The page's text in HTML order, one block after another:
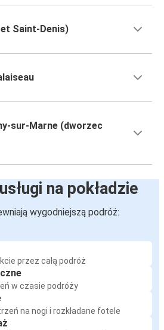
Saint-Denis)
sur-Marne (dworzec
na pokładzie
wygodniejszą podróż:
przez całą podróż
w czasie podróży
na nogi i rozkładane fotele